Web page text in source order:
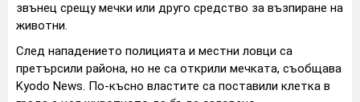
звънец срещу мечки или друго средство за възпиране на
животни.
След нападението полицията и местни ловци са
претърсили района, но не са открили мечката, съобщава
Kyodo News. По-късно властите са поставили клетка в